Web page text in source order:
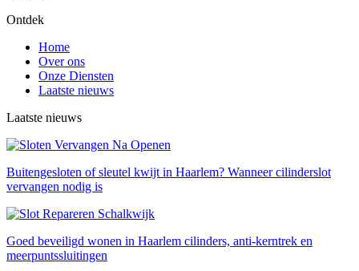
Ontdek
Home
Over ons
Onze Diensten
Laatste nieuws
Laatste nieuws
Buitengesloten of sleutel kwijt in Haarlem? Wanneer cilinderslot
vervangen nodig is
Goed beveiligd wonen in Haarlem cilinders, anti-kerntrek en
meerpuntssluitingen